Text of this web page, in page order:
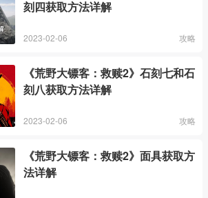
刻四获取方法详解
2023-02-06 攻略
《荒野大镖客：救赎2》石刻七和石
刻八获取方法详解
2023-02-06 攻略
《荒野大镖客：救赎2》面具获取方
法详解